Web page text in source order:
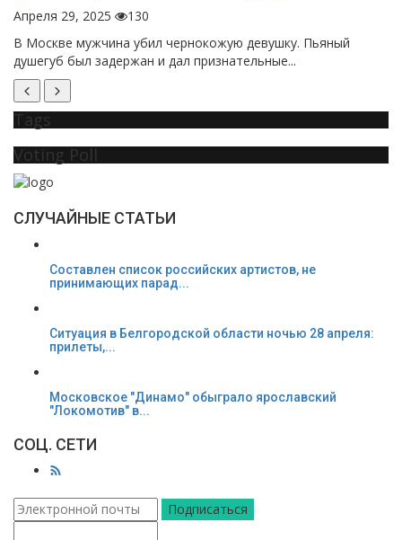
Апреля 29, 2025
130
В Москве мужчина убил чернокожую девушку. Пьяный
душегуб был задержан и дал признательные...
Tags
Voting Poll
СЛУЧАЙНЫЕ СТАТЬИ
Составлен список российских артистов, не
принимающих парад...
Ситуация в Белгородской области ночью 28 апреля:
прилеты,...
Московское "Динамо" обыграло ярославский
"Локомотив" в...
СОЦ. СЕТИ
Подписаться